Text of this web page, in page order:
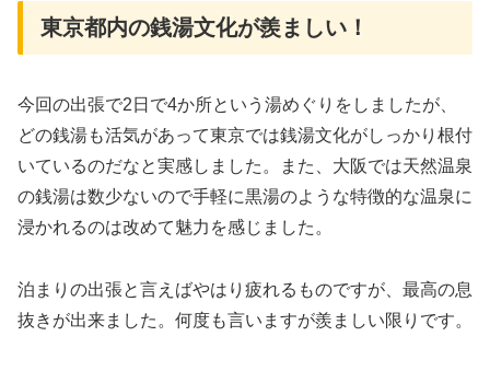
東京都内の銭湯文化が羨ましい！
今回の出張で2日で4か所という湯めぐりをしましたが、
どの銭湯も活気があって東京では銭湯文化がしっかり根付
いているのだなと実感しました。また、大阪では天然温泉
の銭湯は数少ないので手軽に黒湯のような特徴的な温泉に
浸かれるのは改めて魅力を感じました。
泊まりの出張と言えばやはり疲れるものですが、最高の息
抜きが出来ました。何度も言いますが羨ましい限りです。